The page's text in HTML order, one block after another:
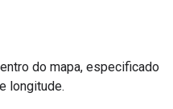
do mapa, especificado
longitude.